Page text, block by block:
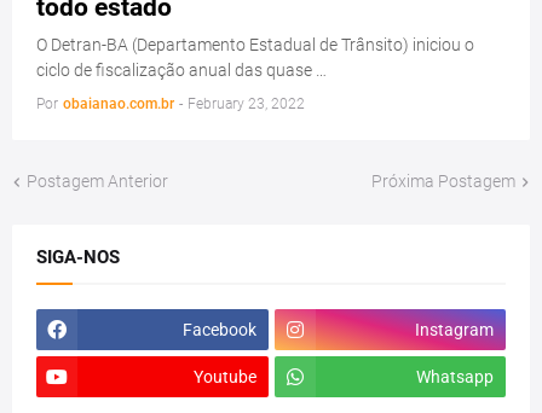
todo estado
O Detran-BA (Departamento Estadual de Trânsito) iniciou o
ciclo de fiscalização anual das quase …
Por obaianao.com.br - February 23, 2022
Postagem Anterior Próxima Postagem
SIGA-NOS
Facebook Instagram
Youtube Whatsapp